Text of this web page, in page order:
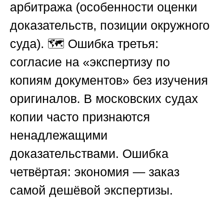
арбитража (особенности оценки
доказательств, позиции окружного
суда). 🗺️ Ошибка третья:
согласие на «экспертизу по
копиям документов» без изучения
оригиналов. В московских судах
копии часто признаются
ненадлежащими
доказательствами. Ошибка
четвёртая: экономия — заказ
самой дешёвой экспертизы.